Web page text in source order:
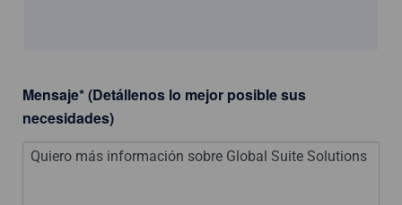
Mensaje*(Detállenos lo mejor posible sus
necesidades)